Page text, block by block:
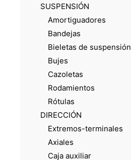
SUSPENSIÓN
Amortiguadores
Bandejas
Bieletas de suspensión
Bujes
Cazoletas
Rodamientos
Rótulas
DIRECCIÓN
Extremos-terminales
Axiales
Caja auxiliar